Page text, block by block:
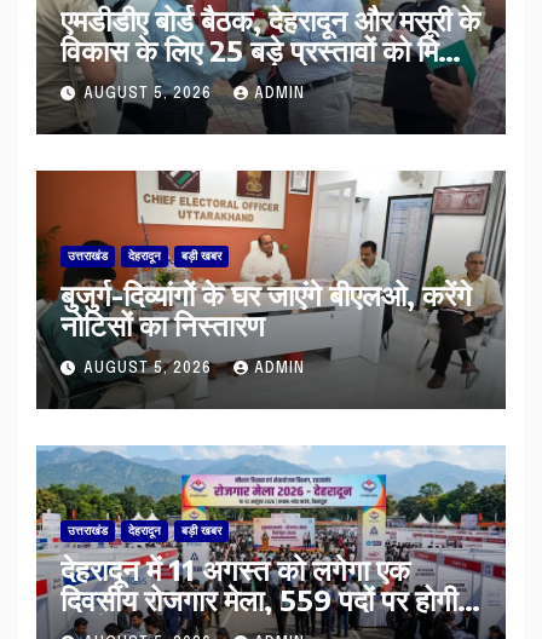
एमडीडीए बोर्ड बैठक, देहरादून और मसूरी के
विकास के लिए 25 बड़े प्रस्तावों को मिली
हरी झंडी
AUGUST 5, 2026 ADMIN
उत्तराखंड देहरादून बड़ी खबर
बुजुर्ग-दिव्यांगों के घर जाएंगे बीएलओ, करेंगे
नोटिसों का निस्तारण
AUGUST 5, 2026 ADMIN
उत्तराखंड देहरादून बड़ी खबर
​देहरादून में 11 अगस्त को लगेगा एक
दिवसीय रोजगार मेला, 559 पदों पर होगी
भर्ती